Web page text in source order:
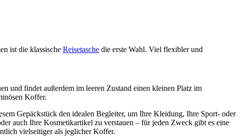
ist die klassische Reisetasche die erste Wahl. Viel flexibler und
und findet außerdem im leeren Zustand einen kleinen Platz im
Koffer.
Gepäckstück den idealen Begleiter, um Ihre Kleidung, Ihre Sport- oder
auch Ihre Kosmetikartikel zu verstauen – für jeden Zweck gibt es eine
vielseitiger als jeglicher Koffer.